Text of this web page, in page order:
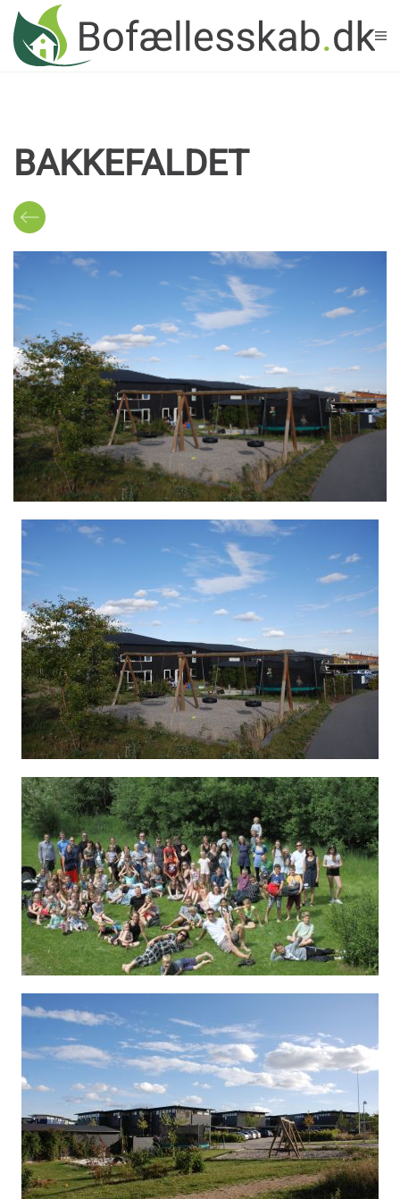
Skip to main content
BAKKEFALDET